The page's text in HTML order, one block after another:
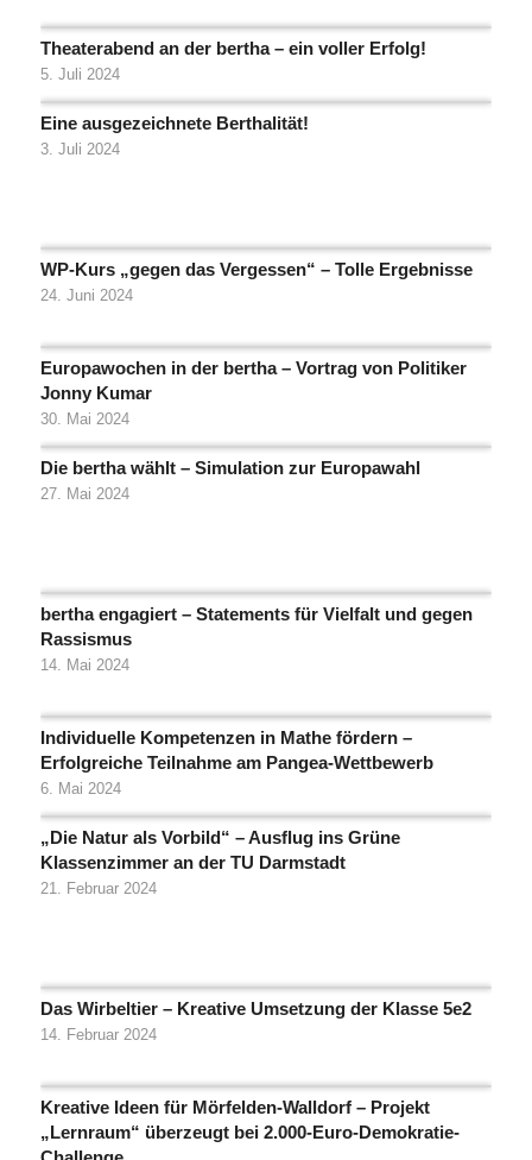
Theaterabend an der bertha – ein voller Erfolg!
5. Juli 2024
Eine ausgezeichnete Berthalität!
3. Juli 2024
WP-Kurs „gegen das Vergessen“ – Tolle Ergebnisse
24. Juni 2024
Europawochen in der bertha – Vortrag von Politiker
Jonny Kumar
30. Mai 2024
Die bertha wählt – Simulation zur Europawahl
27. Mai 2024
bertha engagiert – Statements für Vielfalt und gegen
Rassismus
14. Mai 2024
Individuelle Kompetenzen in Mathe fördern –
Erfolgreiche Teilnahme am Pangea-Wettbewerb
6. Mai 2024
„Die Natur als Vorbild“ – Ausflug ins Grüne
Klassenzimmer an der TU Darmstadt
21. Februar 2024
Das Wirbeltier – Kreative Umsetzung der Klasse 5e2
14. Februar 2024
Kreative Ideen für Mörfelden-Walldorf – Projekt
„Lernraum“ überzeugt bei 2.000-Euro-Demokratie-